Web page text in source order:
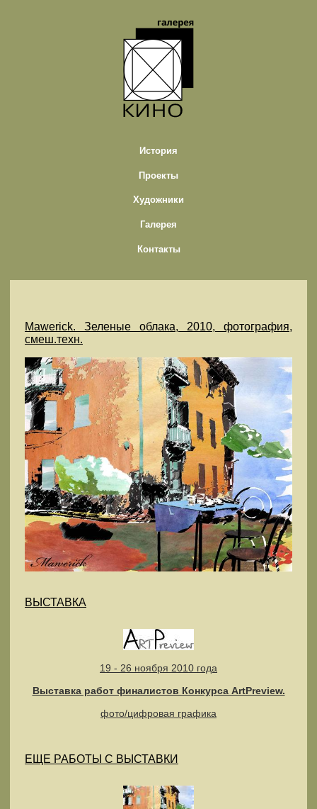
История
Проекты
Художники
Галерея
Контакты
Mawerick. Зеленые облака, 2010, фотография,
смеш.техн.
ВЫСТАВКА
19 - 26 ноября 2010 года
Выставка работ финалистов Конкурса ArtPreview.
фото/цифровая графика
ЕЩЕ РАБОТЫ С ВЫСТАВКИ